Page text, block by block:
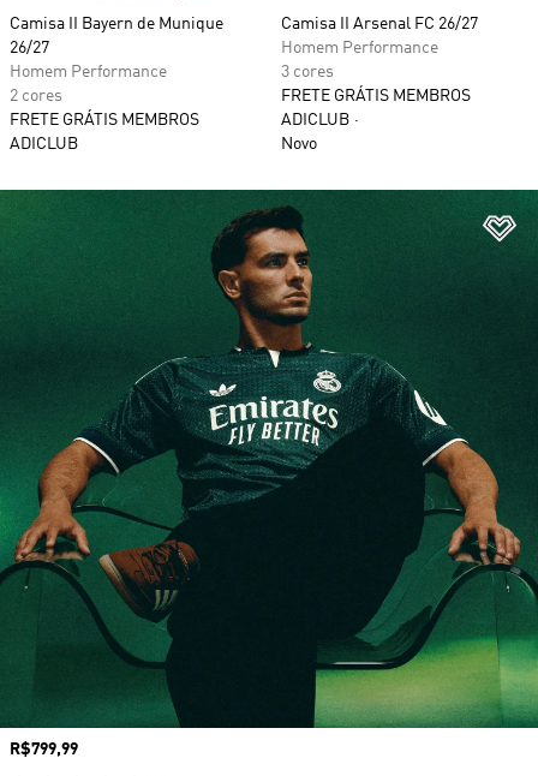
Camisa II Bayern de Munique
26/27
Homem Performance
2 cores
FRETE GRÁTIS MEMBROS
ADICLUB
Camisa II Arsenal FC 26/27
Homem Performance
3 cores
FRETE GRÁTIS MEMBROS
ADICLUB
Novo
Preço
R$799,99